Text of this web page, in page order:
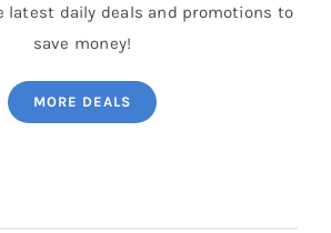
latest daily deals and promotions to
save money!
MORE DEALS